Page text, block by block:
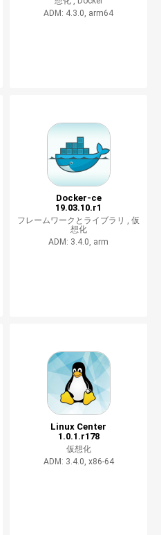
ADM: 4.3.0, arm64
Docker-ce
19.03.10.r1
フレームワークとライブラリ , 仮
想化
ADM: 3.4.0, arm
Linux Center
1.0.1.r178
仮想化
ADM: 3.4.0, x86-64